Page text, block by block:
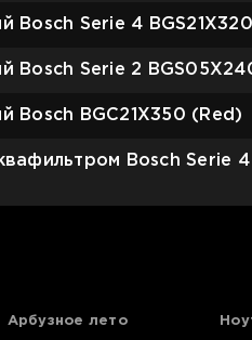
Bosch Serie 4
Bosch Serie 2
Bosch BGC21X350 (Red)
Bosch Serie
Арбузное лето